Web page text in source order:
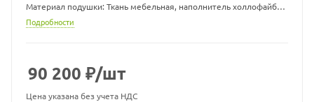
Материал подушки: Ткань мебельная, наполнитель холлофайбер
Размер кокона ДхШхВ, мм: 1350 х 1350 х 100
Максимальная нагрузка, кг: 200
Подробности
90 200 ₽/шт
Цена указана без учета НДС